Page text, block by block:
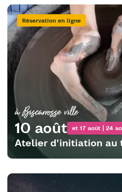
Réservation en ligne
à Biscarrosse ville
10 août et 17 août | 24
Atelier d'initiation au